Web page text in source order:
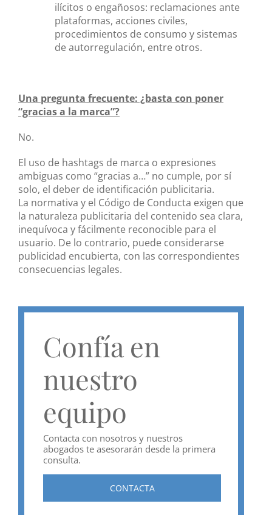
ilícitos o engañosos: reclamaciones ante
plataformas, acciones civiles,
procedimientos de consumo y sistemas
de autorregulación, entre otros.
Una pregunta frecuente: ¿basta con poner
“gracias a la marca”?
No.
El uso de hashtags de marca o expresiones
ambiguas como “gracias a…” no cumple, por sí
solo, el deber de identificación publicitaria.
La normativa y el Código de Conducta exigen que
la naturaleza publicitaria del contenido sea clara,
inequívoca y fácilmente reconocible para el
usuario. De lo contrario, puede considerarse
publicidad encubierta, con las correspondientes
consecuencias legales.
Confía en
nuestro
equipo
Contacta con nosotros y nuestros
abogados te asesorarán desde la primera
consulta.
CONTACTA